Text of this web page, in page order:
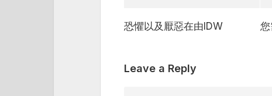
恐懼以及厭惡在由IDW
Leave a Reply